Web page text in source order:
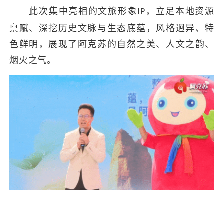
此次集中亮相的文旅形象IP ，立足本地资源
禀赋、深挖历史文脉与生态底蕴，风格迥异、特
色鲜明，展现了阿克苏的自然之美、人文之韵、
烟火之气。